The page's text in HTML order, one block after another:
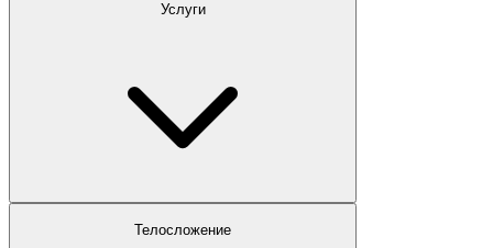
Услуги
Телосложение